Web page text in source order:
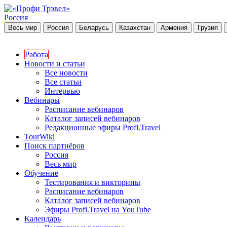
Россия
Весь мир Россия Беларусь Казахстан Армения Грузия
Работа
Новости и статьи
Все новости
Все статьи
Интервью
Вебинары
Расписание вебинаров
Каталог записей вебинаров
Редакционные эфиры Profi.Travel
TourWiki
Поиск партнёров
Россия
Весь мир
Обучение
Тестирования и викторины
Расписание вебинаров
Каталог записей вебинаров
Эфиры Profi.Travel на YouTube
Календарь